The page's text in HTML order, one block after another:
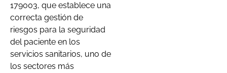
179003, que establece una
correcta gestión de
riesgos para la seguridad
del paciente en los
servicios sanitarios, uno de
los sectores más